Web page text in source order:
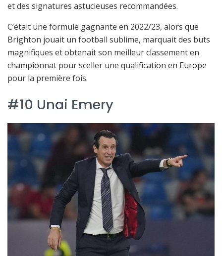
et des signatures astucieuses recommandées.
C’était une formule gagnante en 2022/23, alors que
Brighton jouait un football sublime, marquait des buts
magnifiques et obtenait son meilleur classement en
championnat pour sceller une qualification en Europe
pour la première fois.
#10 Unai Emery